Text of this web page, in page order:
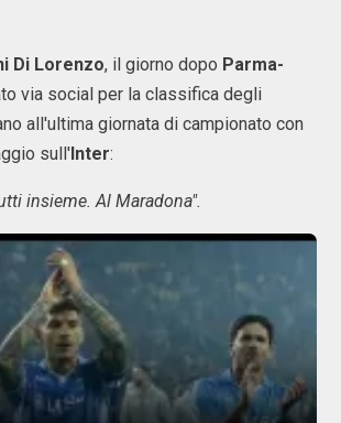
Di Lorenzo, il giorno dopo Parma-
via social per la classifica degli
all'ultima giornata di campionato con
sull'Inter:
insieme. Al Maradona".